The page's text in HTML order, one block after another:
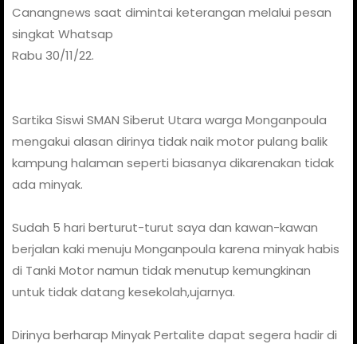
Canangnews saat dimintai keterangan melalui pesan
singkat Whatsap
Rabu 30/11/22.
Sartika Siswi SMAN Siberut Utara warga Monganpoula
mengakui alasan dirinya tidak naik motor pulang balik
kampung halaman seperti biasanya dikarenakan tidak
ada minyak.
Sudah 5 hari berturut-turut saya dan kawan-kawan
berjalan kaki menuju Monganpoula karena minyak habis
di Tanki Motor namun tidak menutup kemungkinan
untuk tidak datang kesekolah,ujarnya.
Dirinya berharap Minyak Pertalite dapat segera hadir di